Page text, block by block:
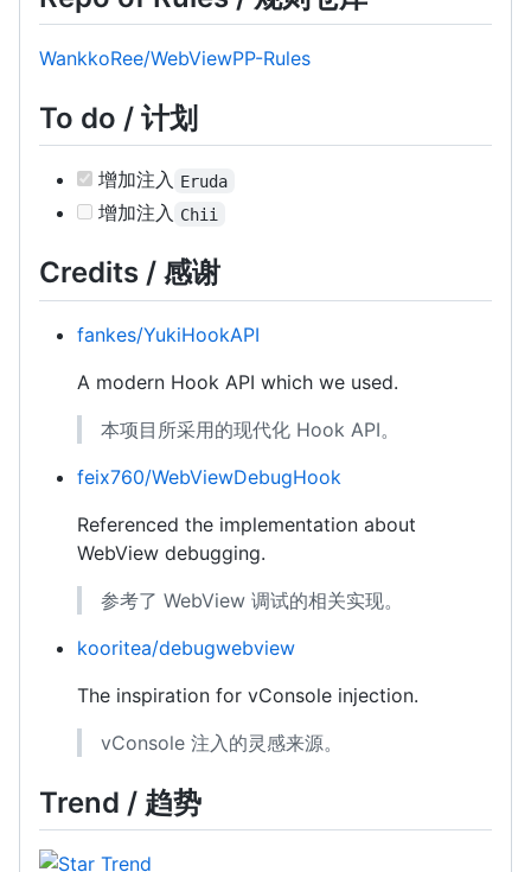
WankkoRee/WebViewPP-Rules
To do / 计划
增加注入 Eruda
增加注入 Chii
Credits / 感谢
fankes/YukiHookAPI
A modern Hook API which we used.
本项目所采用的现代化 Hook API。
feix760/WebViewDebugHook
Referenced the implementation about
WebView debugging.
参考了 WebView 调试的相关实现。
kooritea/debugwebview
The inspiration for vConsole injection.
vConsole 注入的灵感来源。
Trend / 趋势